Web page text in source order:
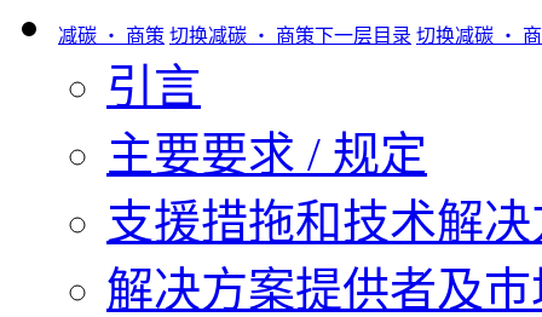
减碳 ‧ 商策 切换减碳 ‧ 商策下一层目录 切换减碳 ‧
引言
主要要求 / 规定
支援措拖和技术解
解决方案提供者及